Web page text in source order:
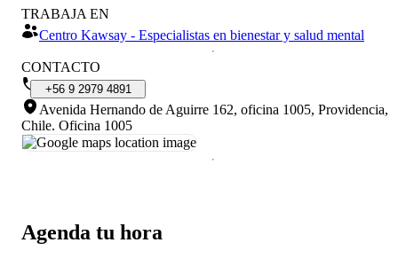
Agenda tu hora
TRABAJA EN
Centro Kawsay - Especialistas en bienestar y salud mental
CONTACTO
+56 9 2979 4891
Avenida Hernando de Aguirre 162, oficina 1005, Providencia,
Chile. Oficina 1005